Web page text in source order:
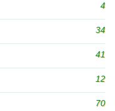
4
34
41
12
70